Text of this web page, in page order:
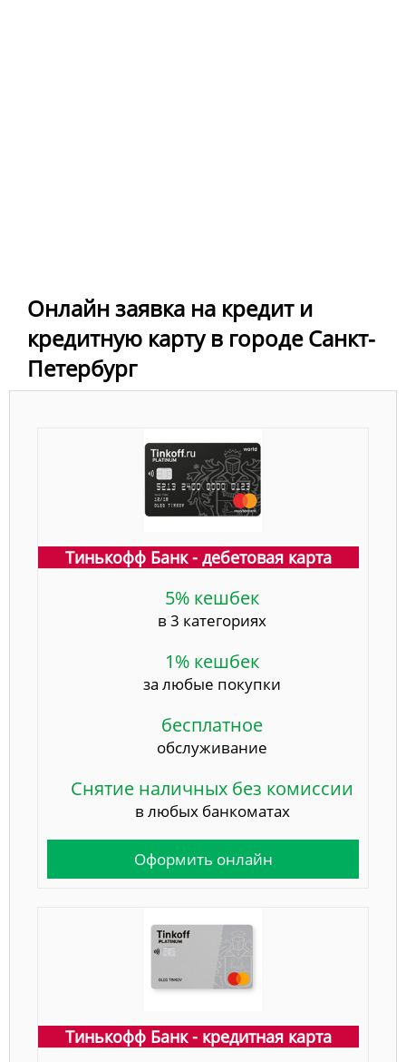
Онлайн заявка на кредит и
кредитную карту в городе Санкт-
Петербург
Тинькофф Банк - дебетовая карта
5% кешбек
в 3 категориях
1% кешбек
за любые покупки
бесплатное
обслуживание
Снятие наличных без комиссии
в любых банкоматах
Оформить онлайн
Тинькофф Банк - кредитная карта